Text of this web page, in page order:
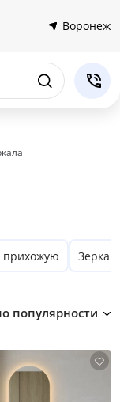
Воронеж
прихожую
популярности